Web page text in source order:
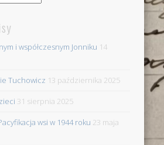
i współczesnym Jonniku 14
Tuchowicz 13 października 2025
31 sierpnia 2025
wsi w 1944 roku 23 maja